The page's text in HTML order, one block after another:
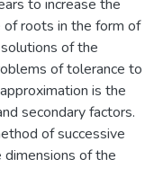
to increase the
of roots in the form of
of the
of tolerance to
is the
secondary factors.
of successive
of the